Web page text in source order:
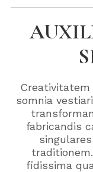
somnia
fabricandis
fidissima